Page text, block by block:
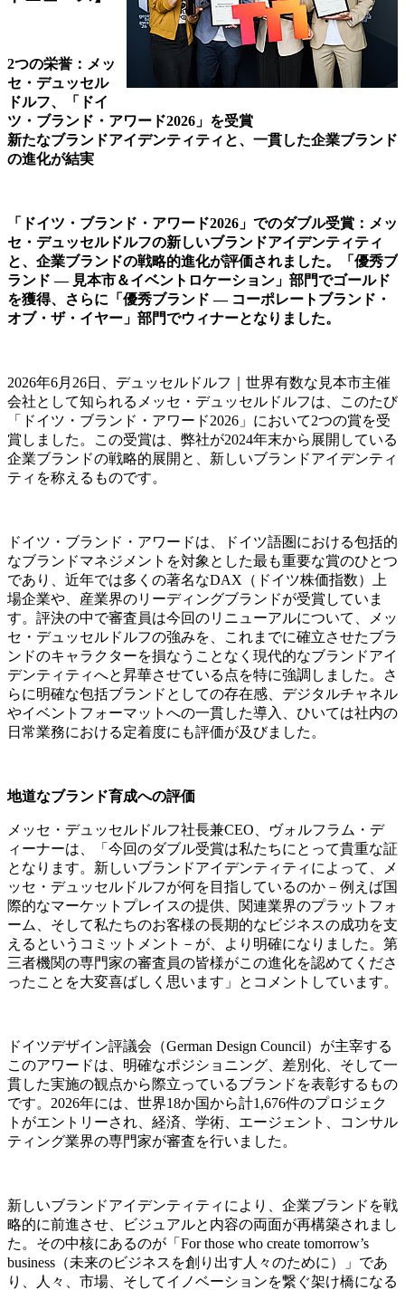
2つの栄誉：メッ
セ・デュッセル
ドルフ、「ドイ
ツ・ブランド・アワード2026」を受賞
新たなブランドアイデンティティと、一貫した企業ブランド
の進化が結実
「ドイツ・ブランド・アワード2026」でのダブル受賞：メッ
セ・デュッセルドルフの新しいブランドアイデンティティ
と、企業ブランドの戦略的進化が評価されました。「優秀ブ
ランド ― 見本市＆イベントロケーション」部門でゴールド
を獲得、さらに「優秀ブランド ― コーポレートブランド・
オブ・ザ・イヤー」部門でウィナーとなりました。
2026年6月26日、デュッセルドルフ｜世界有数な見本市主催
会社として知られるメッセ・デュッセルドルフは、このたび
「ドイツ・ブランド・アワード2026」において2つの賞を受
賞しました。この受賞は、弊社が2024年末から展開している
企業ブランドの戦略的展開と、新しいブランドアイデンティ
ティを称えるものです。
ドイツ・ブランド・アワードは、ドイツ語圏における包括的
なブランドマネジメントを対象とした最も重要な賞のひとつ
であり、近年では多くの著名なDAX（ドイツ株価指数）上
場企業や、産業界のリーディングブランドが受賞していま
す。評決の中で審査員は今回のリニューアルについて、メッ
セ・デュッセルドルフの強みを、これまでに確立させたブラ
ンドのキャラクターを損なうことなく現代的なブランドアイ
デンティティへと昇華させている点を特に強調しました。さ
らに明確な包括ブランドとしての存在感、デジタルチャネル
やイベントフォーマットへの一貫した導入、ひいては社内の
日常業務における定着度にも評価が及びました。
地道なブランド育成への評価
メッセ・デュッセルドルフ社長兼CEO、ヴォルフラム・デ
ィーナーは、「今回のダブル受賞は私たちにとって貴重な証
となります。新しいブランドアイデンティティによって、メ
ッセ・デュッセルドルフが何を目指しているのか－例えば国
際的なマーケットプレイスの提供、関連業界のプラットフォ
ーム、そして私たちのお客様の長期的なビジネスの成功を支
えるというコミットメント－が、より明確になりました。第
三者機関の専門家の審査員の皆様がこの進化を認めてくださ
ったことを大変喜ばしく思います」とコメントしています。
ドイツデザイン評議会（German Design Council）が主宰する
このアワードは、明確なポジショニング、差別化、そして一
貫した実施の観点から際立っているブランドを表彰するもの
です。2026年には、世界18か国から計1,676件のプロジェク
トがエントリーされ、経済、学術、エージェント、コンサル
ティング業界の専門家が審査を行いました。
新しいブランドアイデンティティにより、企業ブランドを戦
略的に前進させ、ビジュアルと内容の両面が再構築されまし
た。その中核にあるのが「For those who create tomorrow’s
business（未来のビジネスを創り出す人々のために）」であ
り、人々、市場、そしてイノベーションを繋ぐ架け橋になる